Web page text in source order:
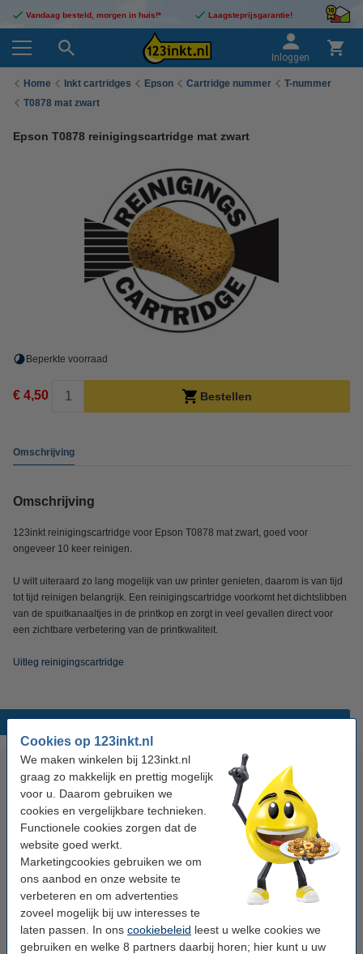
Cookies op 123inkt.nl
We maken winkelen bij 123inkt.nl
graag zo makkelijk en prettig mogelijk
voor u. Daarom gebruiken we
cookies en vergelijkbare technieken.
Functionele cookies zorgen dat de
website goed werkt.
Marketingcookies gebruiken we om
ons aanbod en onze website te
verbeteren en om advertenties
zoveel mogelijk bij uw interesses te
laten passen. In ons cookiebeleid leest u welke cookies we
gebruiken en welke 8 partners daarbij horen; hier kunt u uw
Vandaag besteld, morgen in huis!* Laagsteprijsgarantie!
Inloggen
Home Inkt cartridges Epson Cartridge nummer
T-nummer
T0878 mat zwart
Epson T0878 reinigingscartridge mat zwart
Beperkte voorraad
€ 4,50 Bestellen
Omschrijving
Omschrijving
123inkt reinigingscartridge voor Epson T0878 mat zwart, goed voor
ongeveer 10 keer reinigen.
U wilt uiteraard zo lang mogelijk van uw printer genieten, daarom is van tijd
tot tijd reinigen belangrijk. Een reinigingscartridge voorkomt het dichtslibben
van de spuitkanaaltjes in de printkop en zorgt in veel gevallen direct voor
een zichtbare verbetering van de printkwaliteit.
Uitleg reinigingscartridge
Populaire producten
Epson T0871
reinigingscartridge foto zwart
€ 4,50 Incl. 21% btw
Epson T0872
reinigingscartridge cyaan
€ 4,50 Incl. 21% btw